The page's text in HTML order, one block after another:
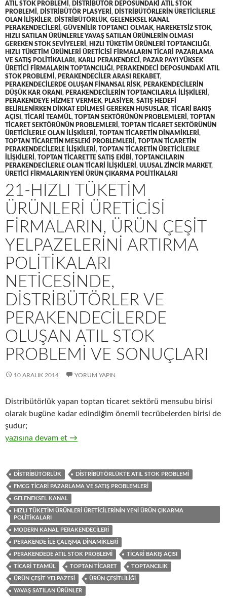
ATIL STOK PROBLEMI , DISTRIBÜTÖR DEPOSUNDAKI ATIL STOK
PROBLEMI , DISTRIBÜTÖR PLASYERI , DISTRIBÜTÖRLERIN ÜRETICILERLE
OLAN ILIŞKILER, DISTRIBÜTÖRLÜK, GELENEKSEL KANAL
PERAKENDECILERI , GÜVENILIR TOPTANCI OLMAK, HAREKETSIZ STOK,
HIZLI SATILAN ÜRÜNLERLE YAVAŞ SATILAN ÜRÜNLERIN OLMASI
GEREKEN STOK SEVIYELERI , HIZLI TÜKETIM ÜRÜNLERI TOPTANCILIĞI ,
HIZLI TÜKETIM ÜRÜNLERI ÜRETICISI FIRMALARIN TICARI PAZARLAMA
VE SATIŞ POLITIKALARI , KARLI PERAKENDECI , PAZAR PAYI YÜKSEK
ÜRETICI FIRMALARIN TOPTANCILIĞI , PERAKENDECI DEPOSUNDAKI ATIL
STOK PROBLEMI , PERAKENDECILER ARASI REKABET,
PERAKENDECILERDE OLUŞAN FINANSAL RISK, PERAKENDECILERIN
DÜŞÜK KAR ORANI , PERAKENDECILERIN TOPTANCILARLA ILIŞKILERI ,
PERAKENDEYE HIZMET VERMEK, PLASIYER, SATIŞ HEDEFI
BELIRLENIRKEN DIKKAT EDILMESI GEREKEN HUSUSLAR, TICARI BAKIŞ
AÇISI , TICARI TEAMÜL, TOPTAN SEKTÖRÜNÜN PROBLEMLERI , TOPTAN
TICARET SEKTÖRÜNÜN PROBLEMLERI , TOPTAN TICARET SEKTÖRÜNÜN
ÜRETICILERLE OLAN ILIŞKILERI , TOPTAN TICARETIN DINAMIKLERI ,
TOPTAN TICARETIN MESLEKI PROBLEMLERI , TOPTAN TICARETIN
PERAKENDECILERLE ILIŞKILERI , TOPTAN TICARETIN ÜRETICILERLE
ILIŞKILERI , TOPTAN TICARETTE SATIŞ EKIBI , TOPTANCILARIN
PERAKENDECILERLE OLAN TICARI ILIŞKILERI , ULUSAL ZINCIR MARKET,
ÜRETICI FIRMALARIN YENI ÜRÜN ÇIKARMA POLITIKALARI
21-HIZLI TÜKETIM
ÜRÜNLERI ÜRETICISI
FIRMALARIN, ÜRÜN ÇEŞIT
YELPAZELERINI ARTIRMA
POLITIKALARI
NETICESINDE,
DISTRIBÜTÖRLER VE
PERAKENDECILERDE
OLUŞAN ATIL STOK
PROBLEMI VE SONUÇLARI
10 ARALIK 2014 YORUM YAPIN
Distribütörlük yapan toptan ticaret sektörü mensubu birisi
olarak bugüne kadar edindiğim önemli tecrübelerden birisi de
şudur;
21-Hızlı tüketim ürünleri üreticisi firmaların, ürün çeşit
yazısına devam et →
DISTRIBÜTÖRLÜK DISTRIBÜTÖRLÜKTE ATIL STOK PROBLEMI
FMCG TICARI PAZARLAMA VE SATIŞ PROBLEMLERI
GELENEKSEL KANAL
HIZLI TÜKETIM ÜRÜNLERI ÜRETICILERININ YENI ÜRÜN ÇIKARMA
POLITIKALARI
MODERN KANAL PERAKENDECILERI
PERAKENDE ILE ÇALIŞMA DINAMIKLERI
PERAKENDEDE ATIL STOK PROBLEMI TICARI BAKIŞ AÇISI
TICARI TEAMÜL TOPTAN TICARET TOPTANCILIK
ÜRÜN ÇEŞIT YELPAZESI ÜRÜN ÇEŞITLILIĞI
YAVAŞ SATILAN ÜRÜNLER